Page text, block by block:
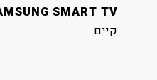
SMART TV
קיים